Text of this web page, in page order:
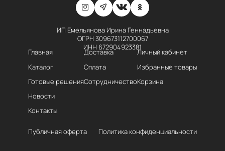
ИП Емельянова Ирина Геннадьевна
ОГРН 309673112700067
ИНН 672904923381
Главная
Каталог
Готовые решения
Новости
Контакты
Доставка
Оплата
Сотрудничество
Личный кабинет
Избранные товары
Корзина
Публичная оферта Политика конфиденциальности